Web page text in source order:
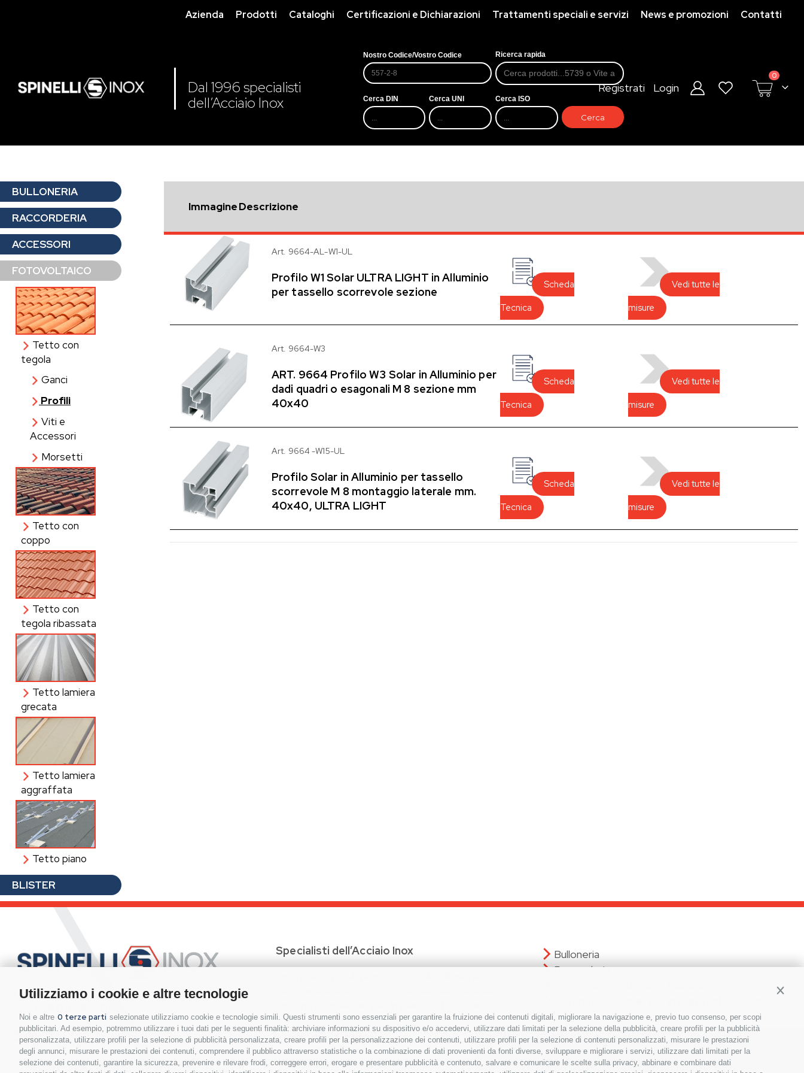
Utilizziamo i cookie e altre tecnologie
Noi e altre 0 terze parti selezionate utilizziamo cookie e tecnologie simili. Questi strumenti sono essenziali per garantire la fruizione dei contenuti digitali, migliorare la navigazione e, previo tuo consenso, per scopi
pubblicitari. Ad esempio, potremmo utilizzare i tuoi dati per le seguenti finalità: archiviare informazioni su dispositivo e/o accedervi, utilizzare dati limitati per la selezione della pubblicità, creare profili per la pubblicità
personalizzata, utilizzare profili per la selezione di pubblicità personalizzata, creare profili per la personalizzazione dei contenuti, utilizzare profili per la selezione di contenuti personalizzati, misurare le prestazioni
degli annunci, misurare le prestazioni dei contenuti, comprendere il pubblico attraverso statistiche o la combinazione di dati provenienti da fonti diverse, sviluppare e migliorare i servizi, utilizzare dati limitati per la
selezione dei contenuti, garantire la sicurezza, prevenire e rilevare frodi, correggere errori, erogare e presentare pubblicità e contenuto, salvare e comunicare le scelte sulla privacy, abbinare e combinare dati
Azienda Prodotti Cataloghi Certificazioni e Dichiarazioni Trattamenti speciali e servizi News e promozioni Contatti
Dal 1996 specialisti
dell’Acciaio Inox
Nostro Codice/Vostro Codice Ricerca rapida
Cerca DIN Cerca UNI Cerca ISO
Registrati Login Cart
0prodotti
ImmagineDescrizione
Art. 9664-AL-W1-UL
Profilo W1 Solar ULTRA LIGHT in Alluminio
per tassello scorrevole sezione
Scheda
Tecnica
Vedi tutte le
misure
Art. 9664-W3
ART. 9664 Profilo W3 Solar in Alluminio per
dadi quadri o esagonali M 8 sezione mm
40x40
Scheda
Tecnica
Vedi tutte le
misure
Art. 9664 -W15-UL
Profilo Solar in Alluminio per tassello
scorrevole M 8 montaggio laterale mm.
40x40, ULTRA LIGHT
Scheda
Tecnica
Vedi tutte le
misure
BULLONERIA
RACCORDERIA
ACCESSORI
FOTOVOLTAICO
Tetto con
tegola
Ganci
Profili
Viti e
Accessori
Morsetti
Tetto con
coppo
Tetto con
tegola ribassata
Tetto lamiera
grecata
Tetto lamiera
aggraffata
Tetto piano
BLISTER
Hai bisogno di contattarci?
Invia la tua richiesta via mail
info@spinelli-inox.it
Orari sede commerciale:
Specialisti dell’Acciaio Inox
Condizioni d’acquisto
Privacy Policy
Cookies
Bulloneria
Raccorderia
Iscriviti alla nostra newsletter!